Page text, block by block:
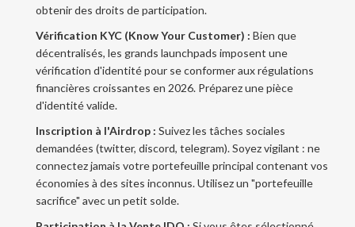
obtenir des droits de participation.
Vérification KYC (Know Your Customer) : Bien que
décentralisés, les grands launchpads imposent une
vérification d'identité pour se conformer aux régulations
financières croissantes en 2026. Préparez une pièce
d'identité valide.
Inscription à l'Airdrop : Suivez les tâches sociales
demandées (twitter, discord, telegram). Soyez vigilant : ne
connectez jamais votre portefeuille principal contenant vos
économies à des sites inconnus. Utilisez un "portefeuille
sacrifice" avec un petit solde.